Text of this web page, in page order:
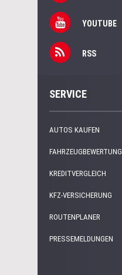
YOUTUBE
RSS
SERVICE
AUTOS KAUFEN
FAHRZEUGBEWERTUNG
KREDITVERGLEICH
KFZ-VERSICHERUNG
ROUTENPLANER
PRESSEMELDUNGEN